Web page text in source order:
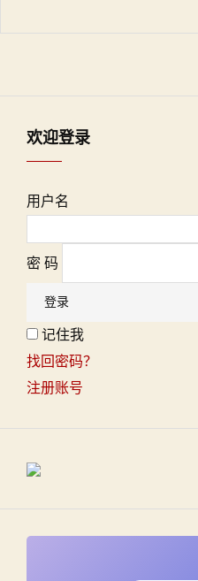
欢迎登录
用户名
密 码
记住我
找回密码？
注册账号